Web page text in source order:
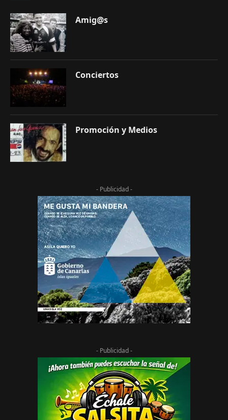
Amig@s
Conciertos
Promoción y Medios
- Publicidad -
- Publicidad -